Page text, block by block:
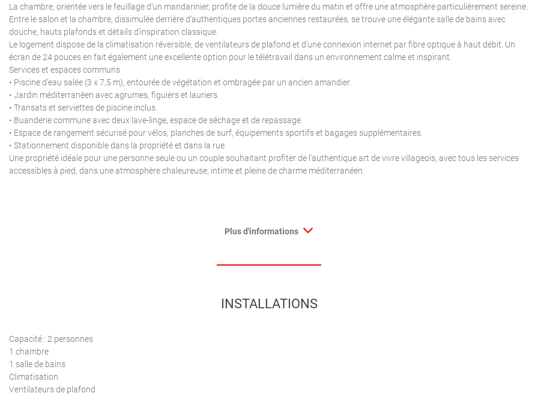
La chambre, orientée vers le feuillage d’un mandarinier, profite de la douce lumière du matin et offre une atmosphère particulièrement sereine.
Entre le salon et la chambre, dissimulée derrière d’authentiques portes anciennes restaurées, se trouve une élégante salle de bains avec
douche, hauts plafonds et détails d’inspiration classique.
Le logement dispose de la climatisation réversible, de ventilateurs de plafond et d’une connexion internet par fibre optique à haut débit. Un
écran de 24 pouces en fait également une excellente option pour le télétravail dans un environnement calme et inspirant.
Services et espaces communs
• Piscine d’eau salée (3 x 7,5 m), entourée de végétation et ombragée par un ancien amandier.
• Jardin méditerranéen avec agrumes, figuiers et lauriers.
• Transats et serviettes de piscine inclus.
• Buanderie commune avec deux lave-linge, espace de séchage et de repassage.
• Espace de rangement sécurisé pour vélos, planches de surf, équipements sportifs et bagages supplémentaires.
• Stationnement disponible dans la propriété et dans la rue.
Une propriété idéale pour une personne seule ou un couple souhaitant profiter de l’authentique art de vivre villageois, avec tous les services
accessibles à pied, dans une atmosphère chaleureuse, intime et pleine de charme méditerranéen.
Plus d'informations
INSTALLATIONS
Capacité : 2 personnes
1 chambre
1 salle de bains
Climatisation
Ventilateurs de plafond